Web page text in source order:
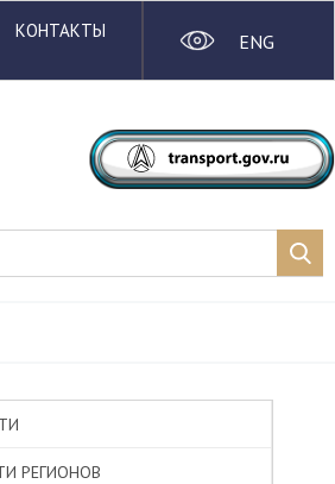
КОНТАКТЫ ENG
РЕГИОНОВ